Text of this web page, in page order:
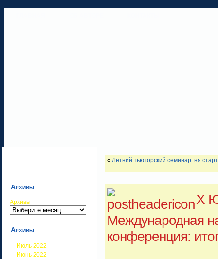
Архивы
Архивы
Архивы
Июль 2022
Июнь 2022
« Летний тьюторский семинар: на
X
Международная
конференция: